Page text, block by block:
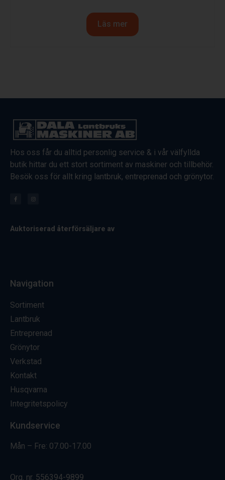
Läs mer
Hos oss får du alltid personlig service & i vår välfyllda
butik hittar du ett stort sortiment av maskiner och tillbehör.
Besök oss för allt kring lantbruk, entreprenad och grönytor.
Auktoriserad återförsäljare av
Navigation
Sortiment
Lantbruk
Entreprenad
Grönytor
Verkstad
Kontakt
Husqvarna
Integritetspolicy
Kundservice
Mån – Fre: 07.00-17.00
Org. nr. 556394-9899